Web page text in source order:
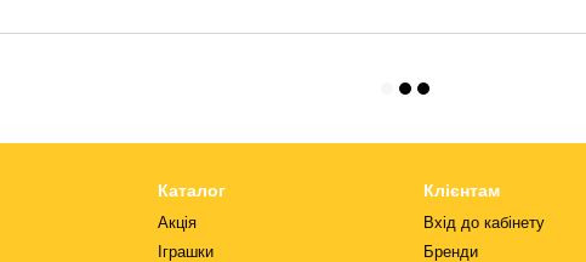
Каталог
Акція
Іграшки
Клієнтам
Вхід до кабінету
Бренди